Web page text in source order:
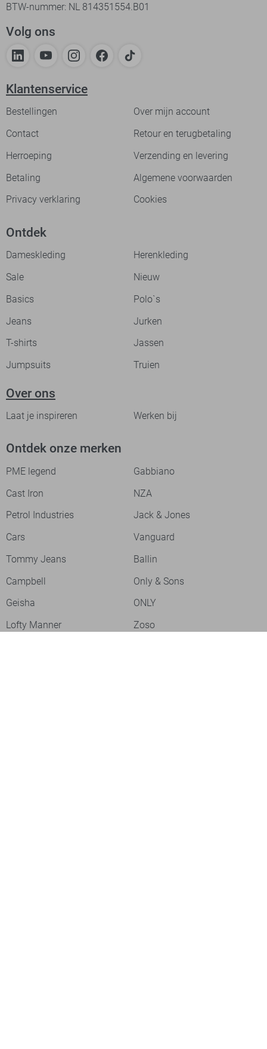
BTW-nummer: NL 814351554.B01
Volg ons
Klantenservice
Bestellingen
Over mijn account
Contact
Retour en terugbetaling
Herroeping
Verzending en levering
Betaling
Algemene voorwaarden
Privacy verklaring
Cookies
Ontdek
Dameskleding
Herenkleding
Sale
Nieuw
Basics
Polo`s
Jeans
Jurken
T-shirts
Jassen
Jumpsuits
Truien
Over ons
Laat je inspireren Werken bij
Ontdek onze merken
PME legend
Gabbiano
Cast Iron
NZA
Petrol Industries
Jack & Jones
Cars
Vanguard
Tommy Jeans
Ballin
Campbell
Only & Sons
Geisha
ONLY
Lofty Manner
Zoso